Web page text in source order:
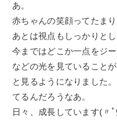
あ。
赤ちゃんの笑顔ってたま
あとは視点もしっかりとし
今まではどこか一点をジ
などの光を見ていること
と見るようになりました
てるんだろうなあ。
日々、成長しています(〃